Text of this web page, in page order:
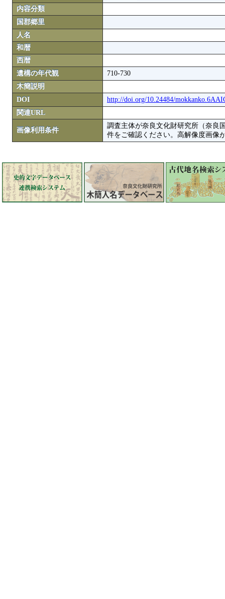
内容分類
国郡郷里
人名
和暦
西暦
遺構の年代観
710-730
木簡説明
DOI
http://doi.org/10.24484/
関連URL
画像利用条件
調査主体が奈良文化財研究所（奈良
件をご確認ください。高解像度画像